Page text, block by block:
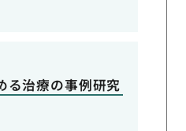
る治療の事例研究